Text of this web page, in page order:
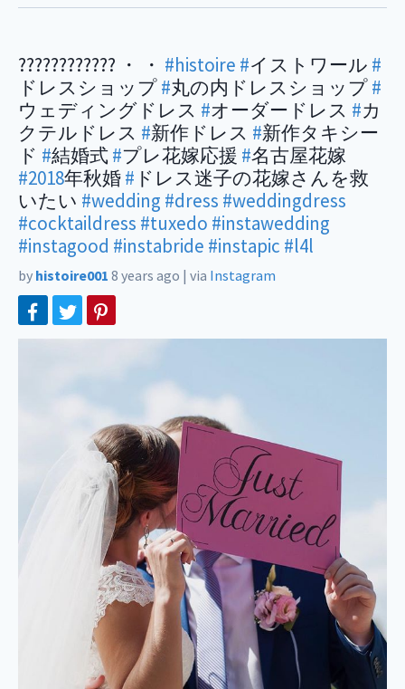
???????????? ・ ・ #histoire #イストワール #
ドレスショップ#丸の内ドレスショップ#
ウェディングドレス #オーダードレス #カ
クテルドレス #新作ドレス #新作タキシー
ド #結婚式#プレ花嫁応援 #名古屋花嫁
#2018年秋婚# ドレス迷子の花嫁さんを救
いたい #wedding #dress #weddingdress
#cocktaildress #tuxedo #instawedding
#instagood #instabride #instapic #l4l
by histoire001 8 years ago | via Instagram